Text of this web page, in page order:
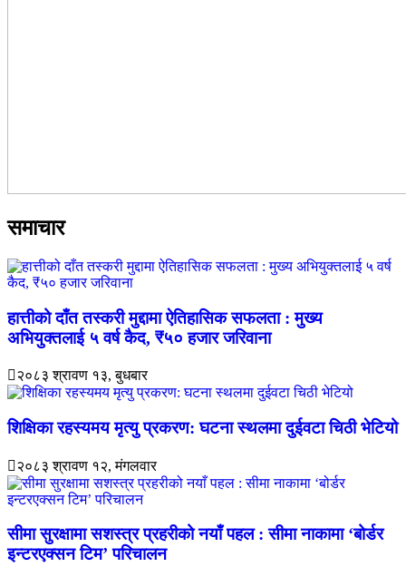
समाचार
हात्तीको दाँत तस्करी मुद्दामा ऐतिहासिक सफलता : मुख्य
अभियुक्तलाई ५ वर्ष कैद, ₹५० हजार जरिवाना
२०८३ श्रावण १३, बुधबार
शिक्षिका रहस्यमय मृत्यु प्रकरण: घटना स्थलमा दुईवटा चिठी भेटियो
२०८३ श्रावण १२, मंगलवार
सीमा सुरक्षामा सशस्त्र प्रहरीको नयाँ पहल : सीमा नाकामा ‘बोर्डर
इन्टरएक्सन टिम’ परिचालन